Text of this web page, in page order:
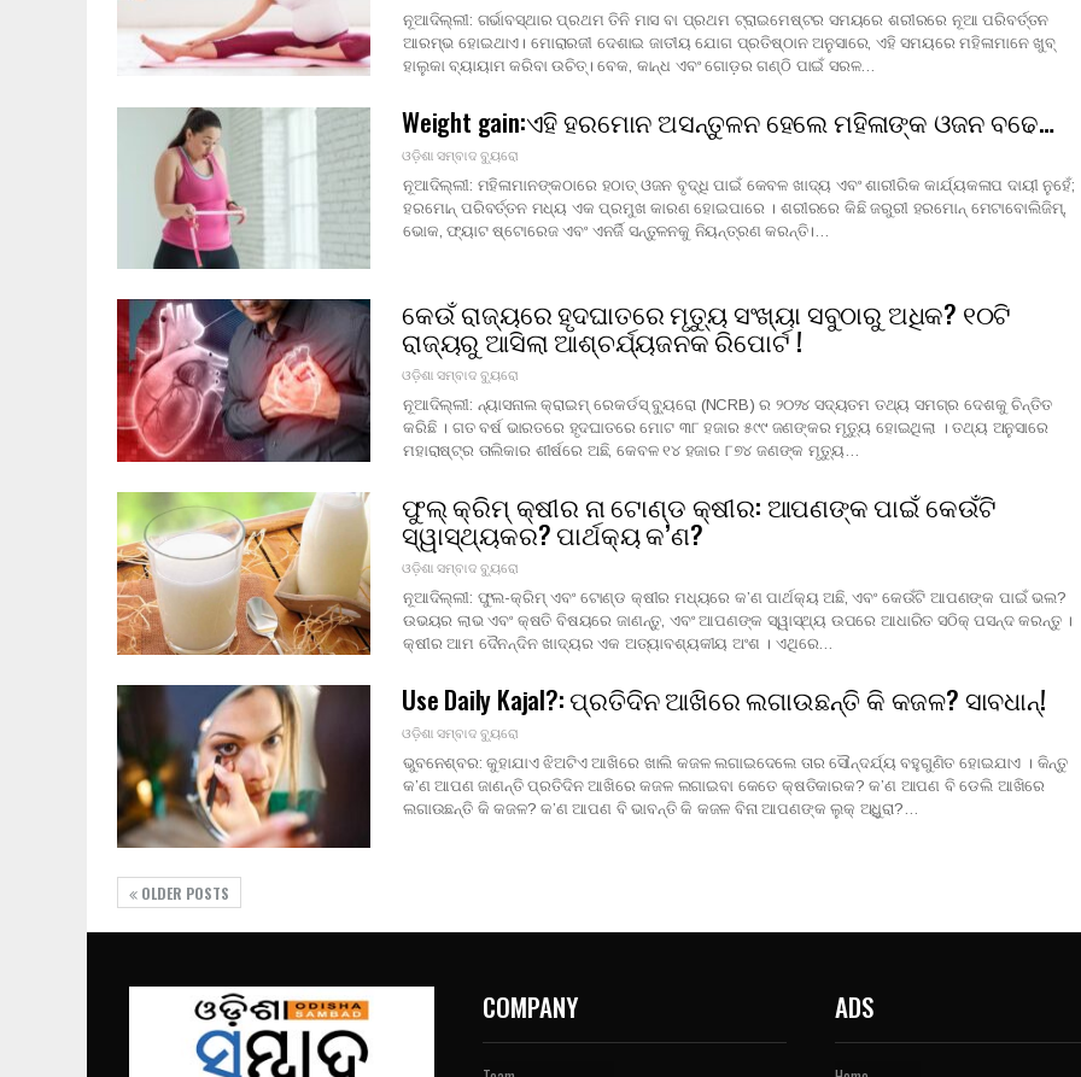
ନୂଆଦିଲ୍ଲୀ: ଗର୍ଭାବସ୍ଥାର ପ୍ରଥମ ତିନି ମାସ ବା ପ୍ରଥମ ଟ୍ରାଇମେଷ୍ଟର ସମୟରେ ଶରୀରରେ ନୂଆ ପରିବର୍ତ୍ତନ
ଆରମ୍ଭ ହୋଇଥାଏ। ମୋରାରଜୀ ଦେଶାଇ ଜାତୀୟ ଯୋଗ ପ୍ରତିଷ୍ଠାନ ଅନୁସାରେ, ଏହି ସମୟରେ ମହିଳାମାନେ ଖୁବ୍
ହାଲୁକା ବ୍ୟାୟାମ କରିବା ଉଚିତ୍। ବେକ, କାନ୍ଧ ଏବଂ ଗୋଡ଼ର ଗଣ୍ଠି ପାଇଁ ସରଳ…
Weight gain:ଏହି ହରମୋନ ଅସନ୍ତୁଳନ ହେଲେ ମହିଳାଙ୍କ ଓଜନ ବଢେ…
ଓଡ଼ିଶା ସମ୍ବାଦ ବ୍ୟୁରୋ
ନୂଆଦିଲ୍ଲୀ: ମହିଳାମାନଙ୍କଠାରେ ହଠାତ୍ ଓଜନ ବୃଦ୍ଧି ପାଇଁ କେବଳ ଖାଦ୍ୟ ଏବଂ ଶାରୀରିକ କାର୍ଯ୍ୟକଳାପ ଦାୟୀ ନୁହେଁ;
ହରମୋନ୍ ପରିବର୍ତ୍ତନ ମଧ୍ୟ ଏକ ପ୍ରମୁଖ କାରଣ ହୋଇପାରେ । ଶରୀରରେ କିଛି ଜରୁରୀ ହରମୋନ୍ ମେଟାବୋଲିଜିମ୍,
ଭୋକ, ଫ୍ୟାଟ ଷ୍ଟୋରେଜ ଏବଂ ଏନର୍ଜି ସନ୍ତୁଳନକୁ ନିୟନ୍ତ୍ରଣ କରନ୍ତି।…
କେଉଁ ରାଜ୍ୟରେ ହୃଦଘାତରେ ମୃତ୍ୟୁ ସଂଖ୍ୟା ସବୁଠାରୁ ଅଧିକ? ୧୦ଟି
ରାଜ୍ୟରୁ ଆସିଲା ଆଶ୍ଚର୍ଯ୍ୟଜନକ ରିପୋର୍ଟ !
ଓଡ଼ିଶା ସମ୍ବାଦ ବ୍ୟୁରୋ
ନୂଆଦିଲ୍ଲୀ: ନ୍ୟାସନାଲ କ୍ରାଇମ୍ ରେକର୍ଡସ୍ ବ୍ୟୁରୋ (NCRB) ର ୨୦୨୪ ସଦ୍ୟତମ ତଥ୍ୟ ସମଗ୍ର ଦେଶକୁ ଚିନ୍ତିତ
କରିଛି । ଗତ ବର୍ଷ ଭାରତରେ ହୃଦଘାତରେ ମୋଟ ୩୮ ହଜାର ୫୯୯ ଜଣଙ୍କର ମୃତ୍ୟୁ ହୋଇଥିଲା । ତଥ୍ୟ ଅନୁସାରେ
ମହାରାଷ୍ଟ୍ର ତାଲିକାର ଶୀର୍ଷରେ ଅଛି, କେବଳ ୧୪ ହଜାର ୮୭୪ ଜଣଙ୍କ ମୃତ୍ୟୁ…
ଫୁଲ୍ କ୍ରିମ୍ କ୍ଷୀର ନା ଟୋଣ୍ଡ କ୍ଷୀର: ଆପଣଙ୍କ ପାଇଁ କେଉଁଟି
ସ୍ୱାସ୍ଥ୍ୟକର? ପାର୍ଥକ୍ୟ କ’ଣ?
ଓଡ଼ିଶା ସମ୍ବାଦ ବ୍ୟୁରୋ
ନୂଆଦିଲ୍ଲୀ: ଫୁଲ-କ୍ରିମ୍ ଏବଂ ଟୋଣ୍ଡ କ୍ଷୀର ମଧ୍ୟରେ କ’ଣ ପାର୍ଥକ୍ୟ ଅଛି, ଏବଂ କେଉଁଟି ଆପଣଙ୍କ ପାଇଁ ଭଲ?
ଉଭୟର ଲାଭ ଏବଂ କ୍ଷତି ବିଷୟରେ ଜାଣନ୍ତୁ, ଏବଂ ଆପଣଙ୍କ ସ୍ୱାସ୍ଥ୍ୟ ଉପରେ ଆଧାରିତ ସଠିକ୍ ପସନ୍ଦ କରନ୍ତୁ ।
କ୍ଷୀର ଆମ ଦୈନନ୍ଦିନ ଖାଦ୍ୟର ଏକ ଅତ୍ୟାବଶ୍ୟକୀୟ ଅଂଶ । ଏଥିରେ…
Use Daily Kajal?: ପ୍ରତିଦିନ ଆଖିରେ ଲଗାଉଛନ୍ତି କି କଜଳ? ସାବଧାନ୍!
ଓଡ଼ିଶା ସମ୍ବାଦ ବ୍ୟୁରୋ
ଭୁବନେଶ୍ବର: କୁହାଯାଏ ଝିଅଟିଏ ଆଖିରେ ଖାଲି କଜଳ ଲଗାଇଦେଲେ ତାର ସୌନ୍ଦର୍ଯ୍ୟ ବହୁଗୁଣିତ ହୋଇଯାଏ । କିନ୍ତୁ
କ’ଣ ଆପଣ ଜାଣନ୍ତି ପ୍ରତିଦିନ ଆଖିରେ କଜଳ ଲଗାଇବା କେତେ କ୍ଷତିକାରକ? କ’ଣ ଆପଣ ବି ଡେଲି ଆଖିରେ
ଲଗାଉଛନ୍ତି କି କଜଳ? କ’ଣ ଆପଣ ବି ଭାବନ୍ତି କି କଜଳ ବିନା ଆପଣଙ୍କ ଲୁକ୍ ଅଧିୁରା?…
OLDER POSTS
COMPANY ADS